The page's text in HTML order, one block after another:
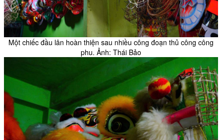
Một chiếc đầu lân hoàn thiện sau nhiều công đoạn thủ công công
phu. Ảnh: Thái Bảo